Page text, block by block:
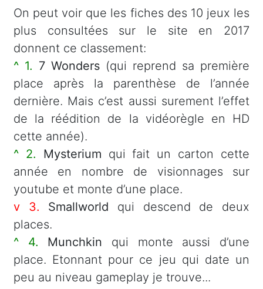
On peut voir que les fiches des 10 jeux les
plus consultées sur le site en 2017
donnent ce classement:
^ 1. 7 Wonders (qui reprend sa première
place après la parenthèse de l’année
dernière. Mais c’est aussi surement l’effet
de la réédition de la vidéorègle en HD
cette année).
^ 2. Mysterium qui fait un carton cette
année en nombre de visionnages sur
youtube et monte d’une place.
v 3. Smallworld qui descend de deux
places.
^ 4. Munchkin qui monte aussi d’une
place. Etonnant pour ce jeu qui date un
peu au niveau gameplay je trouve...